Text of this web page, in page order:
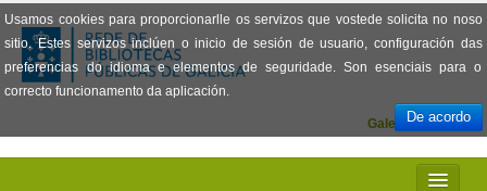
Usamos cookies para proporcionarlle os servizos que vostede solicita no noso
sitio. Estes servizos inclúen o inicio de sesión de usuario, configuración das
preferencias do idioma e elementos de seguridade. Son esenciais para o
correcto funcionamento da aplicación.
De acordo
Español
Galego